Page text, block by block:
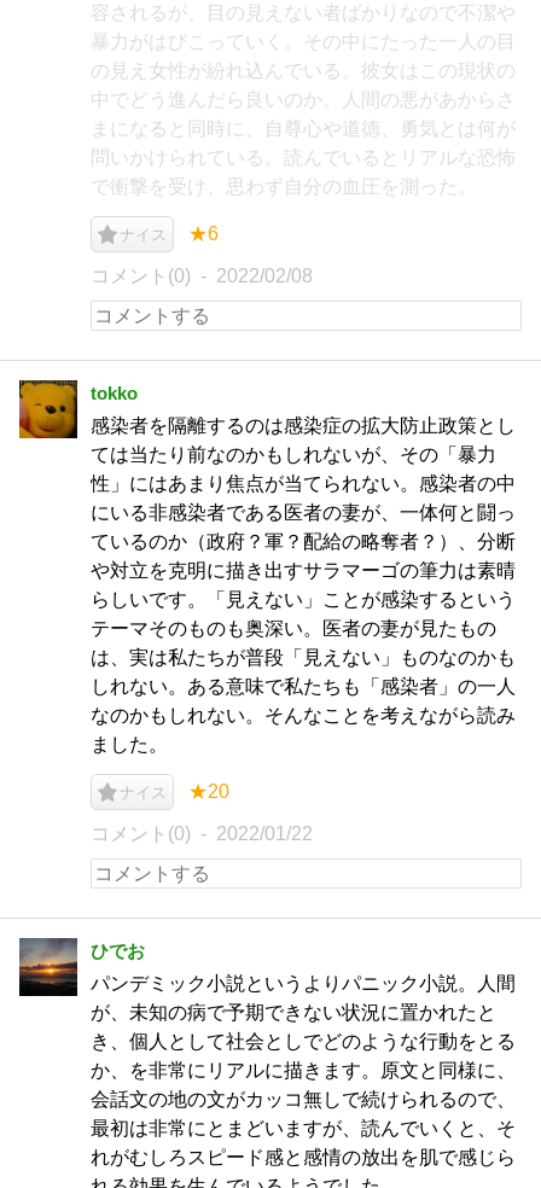
容されるが、目の見えない者ばかりなので不潔や
暴力がはびこっていく。その中にたった一人の目
の見え女性が紛れ込んでいる。彼女はこの現状の
中でどう進んだら良いのか。人間の悪があからさ
まになると同時に、自尊心や道徳、勇気とは何が
問いかけられている。読んでいるとリアルな恐怖
で衝撃を受け、思わず自分の血圧を測った。
ナイス ★6
コメント(0) 2022/02/08
tokko
感染者を隔離するのは感染症の拡大防止政策とし
ては当たり前なのかもしれないが、その「暴力
性」にはあまり焦点が当てられない。感染者の中
にいる非感染者である医者の妻が、一体何と闘っ
ているのか（政府？軍？配給の略奪者？）、分断
や対立を克明に描き出すサラマーゴの筆力は素晴
らしいです。「見えない」ことが感染するという
テーマそのものも奥深い。医者の妻が見たもの
は、実は私たちが普段「見えない」ものなのかも
しれない。ある意味で私たちも「感染者」の一人
なのかもしれない。そんなことを考えながら読み
ました。
ナイス ★20
コメント(0) 2022/01/22
ひでお
パンデミック小説というよりパニック小説。人間
が、未知の病で予期できない状況に置かれたと
き、個人として社会としでどのような行動をとる
か、を非常にリアルに描きます。原文と同様に、
会話文の地の文がカッコ無しで続けられるので、
最初は非常にとまどいますが、読んでいくと、そ
れがむしろスピード感と感情の放出を肌で感じら